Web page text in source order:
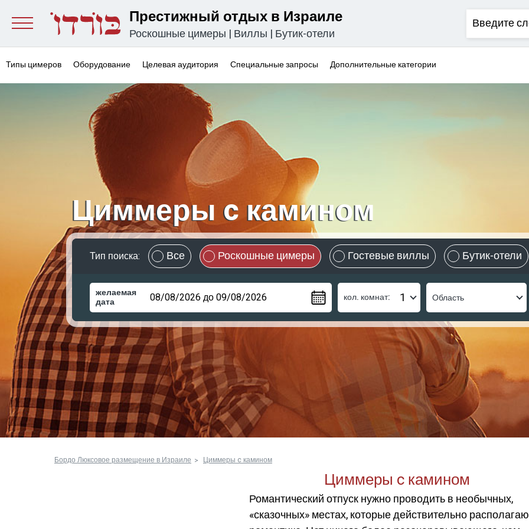
Престижный отдых в Израиле
Роскошные цимеры | Виллы | Бутик-отели
Типы цимеров Оборудование Целевая аудитория Специальные запросы Дополнительные категории
Циммеры c камином
Тип поиска: Все Роскошные цимеры Гостевые виллы Бутик-отели
желаемая
дата кол. комнат:
Бордо Люксовое размещение в Израиле Циммеры c камином
Циммеры c камином
Романтический отпуск нужно проводить в необычных,
«сказочных» местах, которые действительно